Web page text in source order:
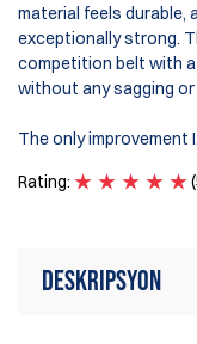
material feels durable,
exceptionally strong.
competition belt with
without any sagging
The only improvement
Rating:
Deskripsyon